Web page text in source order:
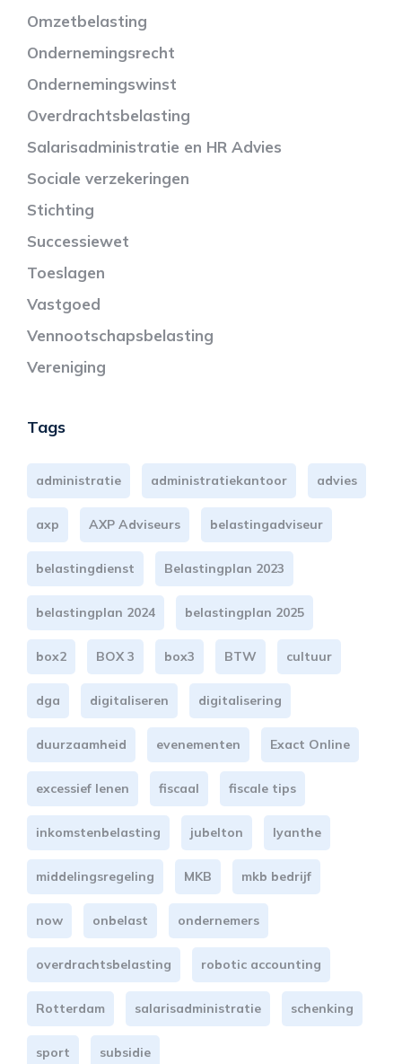
Omzetbelasting
Ondernemingsrecht
Ondernemingswinst
Overdrachtsbelasting
Salarisadministratie en HR Advies
Sociale verzekeringen
Stichting
Successiewet
Toeslagen
Vastgoed
Vennootschapsbelasting
Vereniging
Tags
administratie administratiekantoor advies
axp AXP Adviseurs belastingadviseur
belastingdienst Belastingplan 2023
belastingplan 2024 belastingplan 2025
box2 BOX 3 box3 BTW cultuur
dga digitaliseren digitalisering
duurzaamheid evenementen Exact Online
excessief lenen fiscaal fiscale tips
inkomstenbelasting jubelton lyanthe
middelingsregeling MKB mkb bedrijf
now onbelast ondernemers
overdrachtsbelasting robotic accounting
Rotterdam salarisadministratie schenking
sport subsidie